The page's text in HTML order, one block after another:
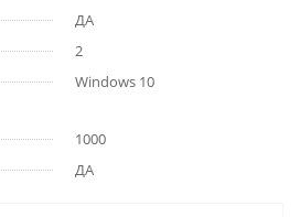
ДА
2
Windows 10
1000
ДА